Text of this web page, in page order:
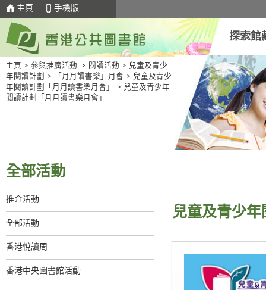
主頁 手機版
探索館
主頁 > 參與推廣活動 > 閱讀活動 > 兒童及青少
年閱讀計劃
> 「月月讀書樂」月會 > 兒童及青少
年閱讀計劃「月月讀書樂月會」
> 兒童及青少年
閱讀計劃「月月讀書樂月會」
全部活動
推介活動
全部活動
香港悅讀周
香港中央圖書館活動
兒童及青少